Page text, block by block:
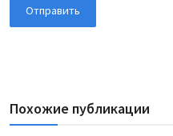
Отправить
Похожие публикации